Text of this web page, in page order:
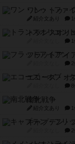
ワン・トゥ・
紹介文あり
トランスオリ
フラットアイ
エコーズ・オ
南北戦争
紹介文あり
キャプテン・